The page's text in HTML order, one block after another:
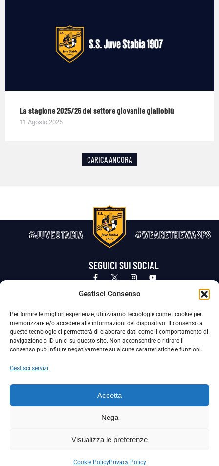
Gestisci Consenso
Per fornire le migliori esperienze, utilizziamo tecnologie come i cookie per
memorizzare e/o accedere alle informazioni del dispositivo. Il consenso a
queste tecnologie ci permetterà di elaborare dati come il comportamento di
navigazione o ID unici su questo sito. Non acconsentire o ritirare il
consenso può influire negativamente su alcune caratteristiche e funzioni.
Gestisci servizi
Accetta
Nega
Visualizza le preferenze
Cookie PolicyPrivacy Policy
La stagione 2025/26 del settore giovanile gialloblù
11 Agosto 2025
CARICA ANCORA
#JUVESTABIA #WEARETHEWASPS
SEGUICI SUI SOCIAL
Privacy Policy Cookie Policy
La Società ha nominato il Responsabile della Protezione dei Dati Personali (DPO), figura specializzata che vigila sulle modalità
adottate dalla nostra Società per tutelare i Suoi dati personali.
Per contattare il DPO può scrivere a
La Società ha inoltre adottato un proprio Codice Etico, consultabile al seguente link:
Scarica il Codice Etico
Copyright © 2024 – S.S. JUVE STABIA 1907 | P.IVA: 04246411211 | Tutti i diritti sono riservati | Made with